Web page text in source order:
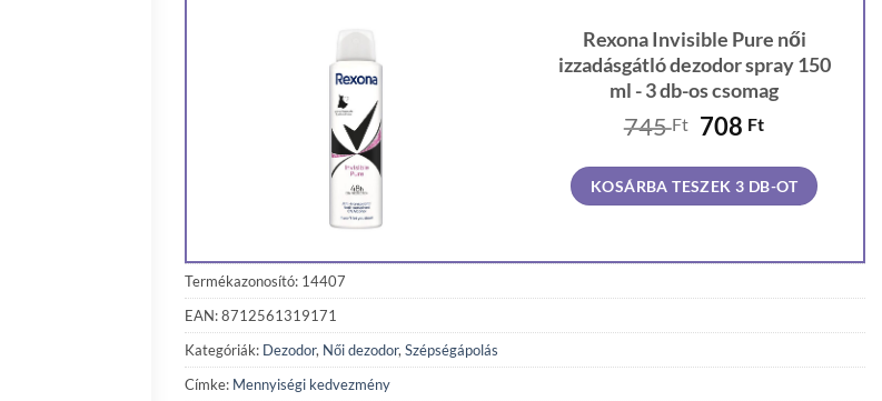
Rexona Invisible Pure női
izzadásgátló dezodor spray 150
ml - 3 db-os csomag
745Ft Original
was:
745 Ft.
708 FtCurrent
is:
708 Ft.
KOSÁRBA TESZEK 3 DB-OT
Termékazonosító: 14407
EAN: 8712561319171
Kategóriák: Dezodor, Női dezodor, Szépségápolás
Címke: Mennyiségi kedvezmény